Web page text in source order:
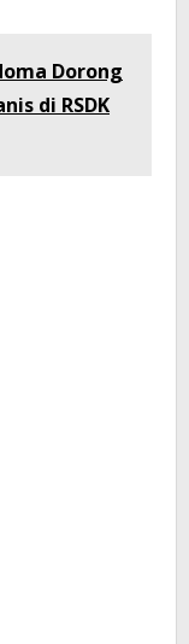
Dorong
di RSDK